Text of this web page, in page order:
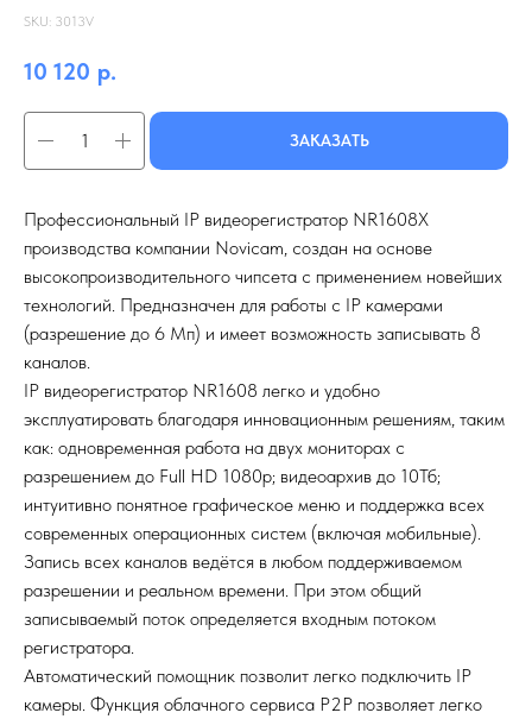
SKU: 3013V
10 120 р.
ЗАКАЗАТЬ
Профессиональный IP видеорегистратор NR1608X
производства компании Novicam, создан на основе
высокопроизводительного чипсета с применением новейших
технологий. Предназначен для работы с IP камерами
(разрешение до 6 Мп) и имеет возможность записывать 8
каналов.
IP видеорегистратор NR1608 легко и удобно
эксплуатировать благодаря инновационным решениям, таким
как: одновременная работа на двух мониторах с
разрешением до Full HD 1080p; видеоархив до 10Тб;
интуитивно понятное графическое меню и поддержка всех
современных операционных систем (включая мобильные).
Запись всех каналов ведётся в любом поддерживаемом
разрешении и реальном времени. При этом общий
записываемый поток определяется входным потоком
регистратора.
Автоматический помощник позволит легко подключить IP
камеры. Функция облачного сервиса P2P позволяет легко